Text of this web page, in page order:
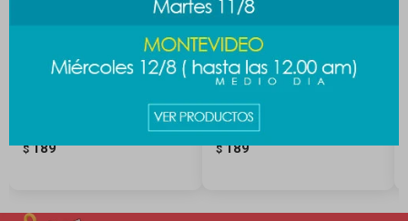
Cartuchera malla - negro
$ 189
Cartuchera malla - rosa
$ 189